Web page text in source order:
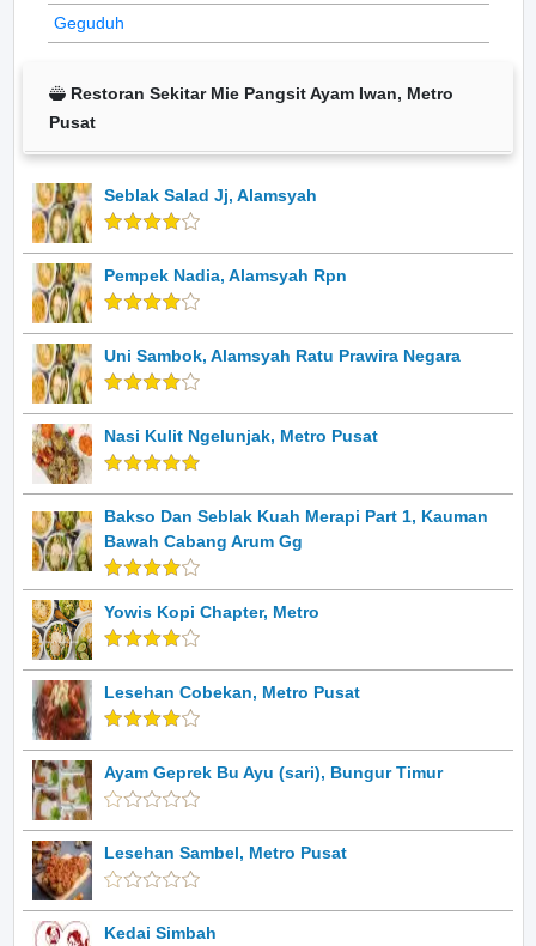
Geguduh
Restoran Sekitar Mie Pangsit Ayam Iwan, Metro
Pusat
Seblak Salad Jj, Alamsyah
Pempek Nadia, Alamsyah Rpn
Uni Sambok, Alamsyah Ratu Prawira Negara
Nasi Kulit Ngelunjak, Metro Pusat
Bakso Dan Seblak Kuah Merapi Part 1, Kauman
Bawah Cabang Arum Gg
Yowis Kopi Chapter, Metro
Lesehan Cobekan, Metro Pusat
Ayam Geprek Bu Ayu (sari), Bungur Timur
Lesehan Sambel, Metro Pusat
Kedai Simbah